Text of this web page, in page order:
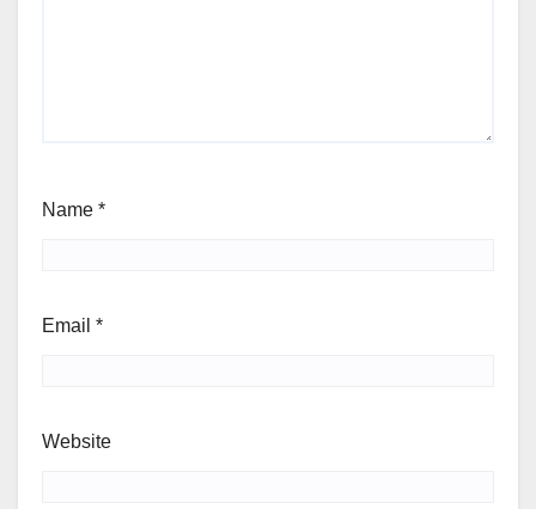
Name *
Email *
Website